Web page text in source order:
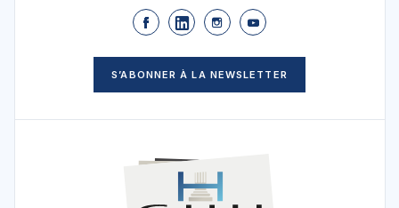
S’ABONNER À LA NEWSLETTER